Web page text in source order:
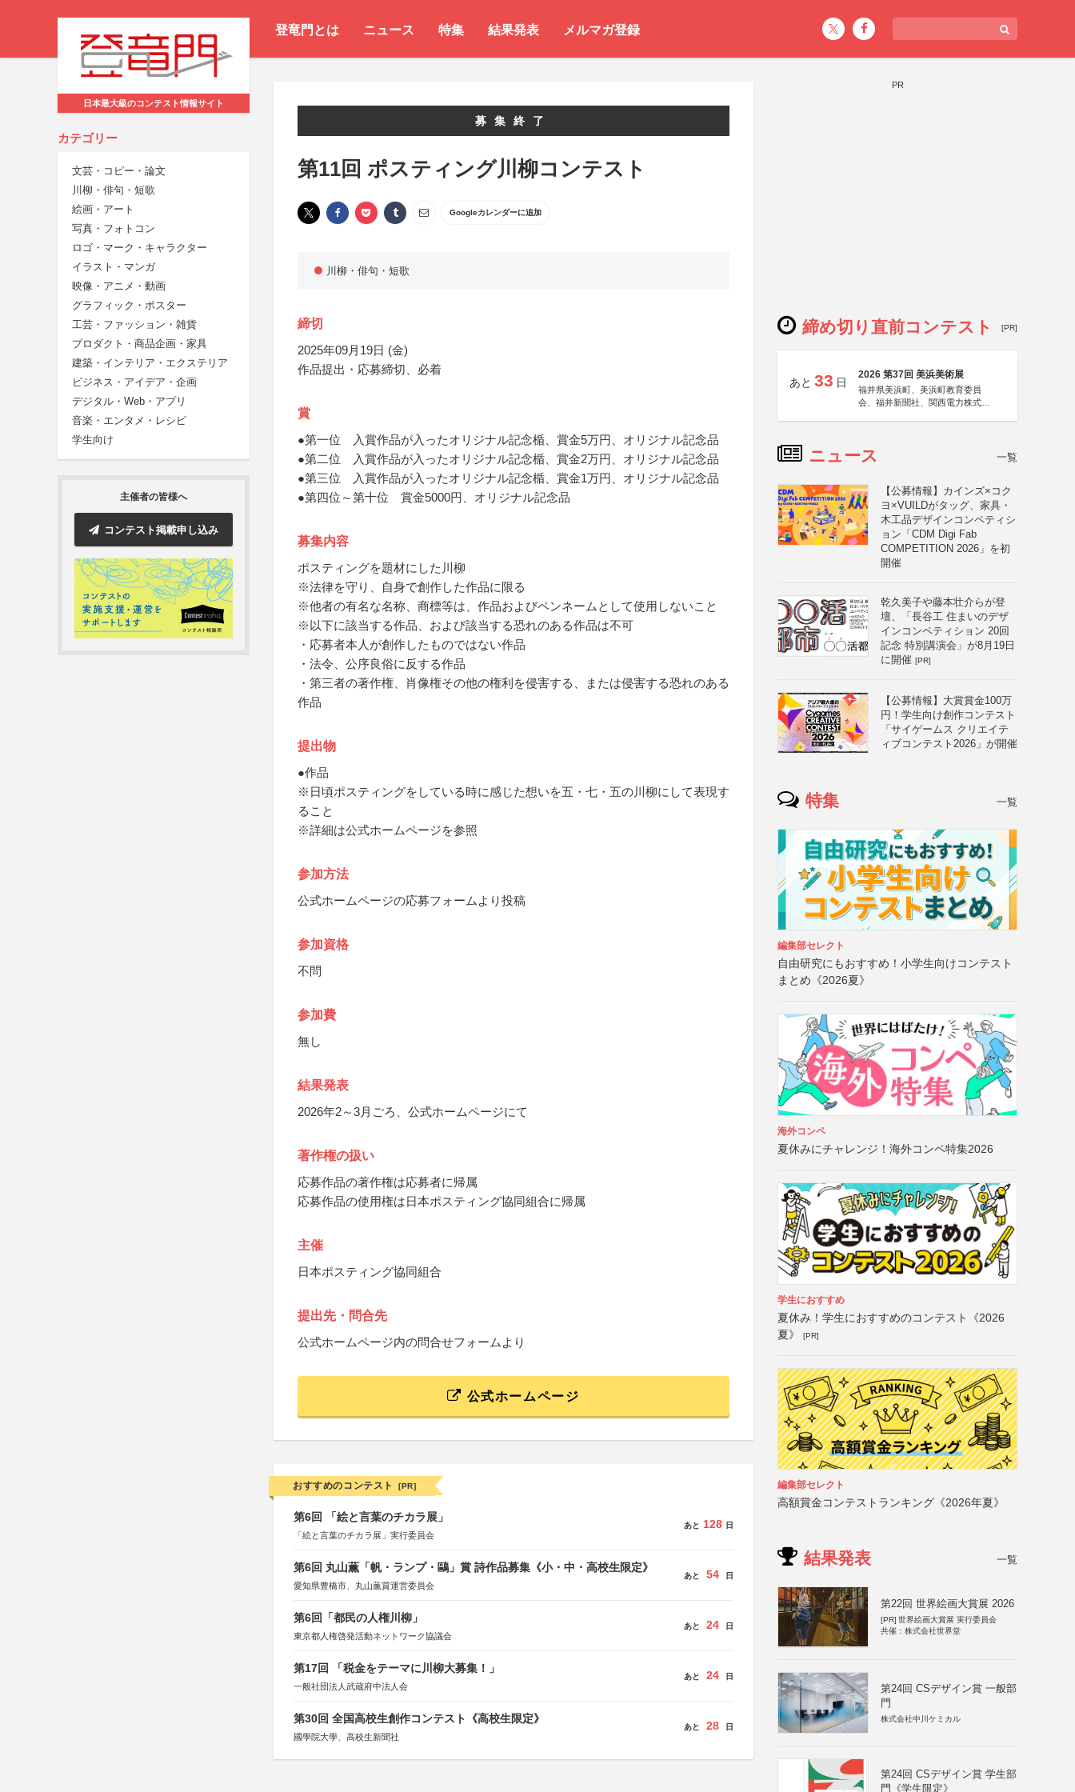
登竜門とは ニュース 特集 結果発表 メルマガ登録
日本最大級のコンテスト情報サイト
カテゴリー
文芸・コピー・論文
川柳・俳句・短歌
絵画・アート
写真・フォトコン
ロゴ・マーク・キャラクター
イラスト・マンガ
映像・アニメ・動画
グラフィック・ポスター
工芸・ファッション・雑貨
プロダクト・商品企画・家具
建築・インテリア・エクステリア
ビジネス・アイデア・企画
デジタル・Web・アプリ
音楽・エンタメ・レシピ
学生向け
主催者の皆様へ
コンテスト掲載申し込み
募集終了
第11回 ポスティング川柳コンテスト
Googleカレンダーに追加
川柳・俳句・短歌
締切
2025年09月19日 (金)
作品提出・応募締切、必着
賞
●第一位 入賞作品が入ったオリジナル記念楯、賞金5万円、オリジナル記念品
●第二位 入賞作品が入ったオリジナル記念楯、賞金2万円、オリジナル記念品
●第三位 入賞作品が入ったオリジナル記念楯、賞金1万円、オリジナル記念品
●第四位～第十位 賞金5000円、オリジナル記念品
募集内容
ポスティングを題材にした川柳
※法律を守り、自身で創作した作品に限る
※他者の有名な名称、商標等は、作品およびペンネームとして使用しないこと
※以下に該当する作品、および該当する恐れのある作品は不可
・応募者本人が創作したものではない作品
・法令、公序良俗に反する作品
・第三者の著作権、肖像権その他の権利を侵害する、または侵害する恐れのある
作品
提出物
●作品
※日頃ポスティングをしている時に感じた想いを五・七・五の川柳にして表現す
ること
※詳細は公式ホームページを参照
参加方法
公式ホームページの応募フォームより投稿
参加資格
不問
参加費
無し
結果発表
2026年2～3月ごろ、公式ホームページにて
著作権の扱い
応募作品の著作権は応募者に帰属
応募作品の使用権は日本ポスティング協同組合に帰属
主催
日本ポスティング協同組合
提出先・問合先
公式ホームページ内の問合せフォームより
公式ホームページ
おすすめのコンテスト [PR]
第6回 「絵と言葉のチカラ展」
「絵と言葉のチカラ展」実行委員会
あと 128 日
第6回 丸山薫「帆・ランプ・鷗」賞 詩作品募集《小・中・高校生限定》
愛知県豊橋市、丸山薫賞運営委員会
あと 54 日
第6回「都民の人権川柳」
東京都人権啓発活動ネットワーク協議会
あと 24 日
第17回 「税金をテーマに川柳大募集！」
一般社団法人武蔵府中法人会
あと 24 日
第30回 全国高校生創作コンテスト《高校生限定》
國學院大學、高校生新聞社
あと 28 日
PR
締め切り直前コンテスト [PR]
あと 33 日
2026 第37回 美浜美術展
福井県美浜町、美浜町教育委員
会、福井新聞社、関西電力株式会
ニュース 一覧
【公募情報】カインズ×コク
ヨ×VUILDがタッグ、家具・
木工品デザインコンペティシ
ョン「CDM Digi Fab
COMPETITION 2026」を初
開催
乾久美子や藤本壮介らが登
壇、「長谷工 住まいのデザ
インコンペティション 20回
記念 特別講演会」が8月19日
に開催 [PR]
【公募情報】大賞賞金100万
円！学生向け創作コンテスト
「サイゲームス クリエイテ
ィブコンテスト2026」が開催
特集 一覧
編集部セレクト
自由研究にもおすすめ！小学生向けコンテスト
まとめ《2026夏》
海外コンペ
夏休みにチャレンジ！海外コンペ特集2026
学生におすすめ
夏休み！学生におすすめのコンテスト《2026
夏》
[PR]
編集部セレクト
高額賞金コンテストランキング《2026年夏》
結果発表 一覧
第22回 世界絵画大賞展 2026
[PR] 世界絵画大賞展 実行委員会
共催：株式会社世界堂
第24回 CSデザイン賞 一般部
門
株式会社中川ケミカル
第24回 CSデザイン賞 学生部
門《学生限定》